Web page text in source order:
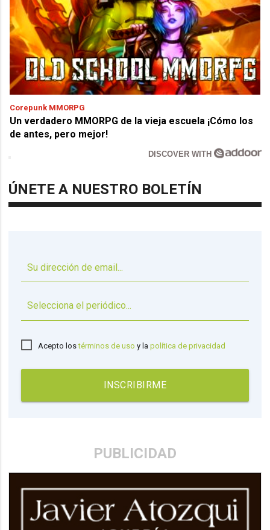
Corepunk MMORPG
Un verdadero MMORPG de la vieja escuela ¡Cómo los
de antes, pero mejor!
DISCOVER WITH
ÚNETE A NUESTRO BOLETÍN
Acepto lostérminos de uso y lapolítica de privacidad
INSCRIBIRME
PUBLICIDAD